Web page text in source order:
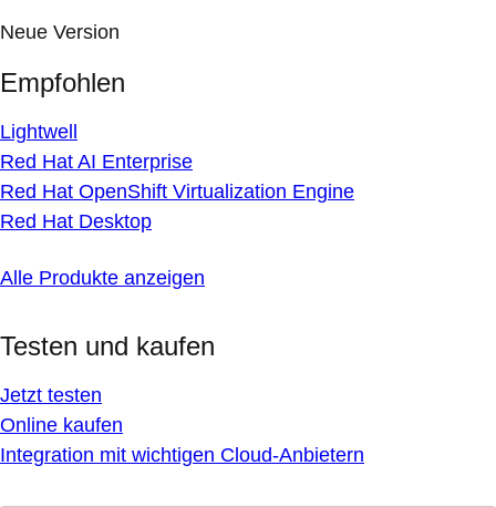
Neue Version
Empfohlen
Lightwell
Red Hat AI Enterprise
Red Hat OpenShift Virtualization Engine
Red Hat Desktop
Alle Produkte anzeigen
Testen und kaufen
Jetzt testen
Online kaufen
Integration mit wichtigen Cloud-Anbietern